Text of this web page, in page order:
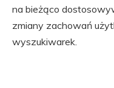
na bieżąco
zmiany zachowań
wyszukiwarek.